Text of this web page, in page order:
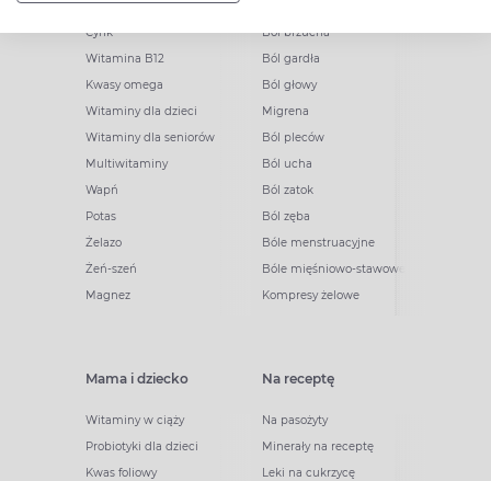
Cynk
Witamina B12
Kwasy omega
Witaminy dla dzieci
Witaminy dla seniorów
Multiwitaminy
Wapń
Potas
Żelazo
Żeń-szeń
Magnez
Ból brzucha
Ból gardła
Ból głowy
Migrena
Ból pleców
Ból ucha
Ból zatok
Ból zęba
Bóle menstruacyjne
Bóle mięśniowo-stawowe
Kompresy żelowe
Mama i dziecko
Witaminy w ciąży
Probiotyki dla dzieci
Kwas foliowy
Na receptę
Na pasożyty
Minerały na receptę
Leki na cukrzycę